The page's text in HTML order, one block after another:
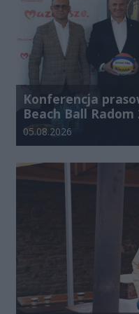
Konferencja
Beach Ball Radom
Data dodania galerii:
05.08.2026